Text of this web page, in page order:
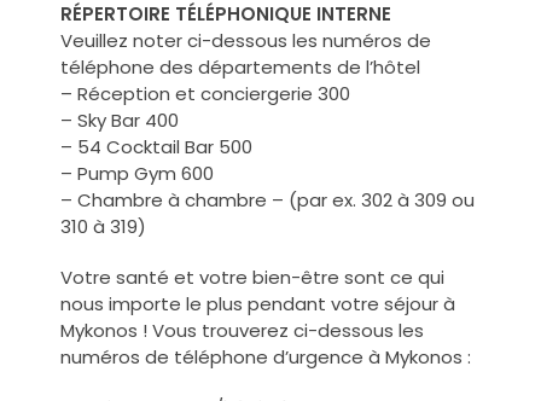
RÉPERTOIRE TÉLÉPHONIQUE INTERNE
Veuillez noter ci-dessous les numéros de
téléphone des départements de l’hôtel
– Réception et conciergerie 300
– Sky Bar 400
– 54 Cocktail Bar 500
– Pump Gym 600
– Chambre à chambre – (par ex. 302 à 309 ou
310 à 319)
Votre santé et votre bien-être sont ce qui
nous importe le plus pendant votre séjour à
Mykonos ! Vous trouverez ci-dessous les
numéros de téléphone d’urgence à Mykonos :